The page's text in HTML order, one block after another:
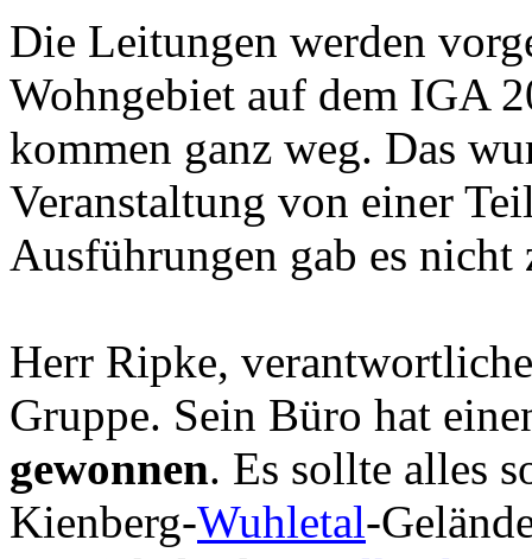
Die Leitungen werden
Wohngebiet auf dem IGA
kommen ganz weg. Das
Veranstaltung von einer
Ausführungen gab es nicht
Herr Ripke,
Gruppe. Sein Büro hat
gewonnen. Es sollte alles
Kienberg-Wuhletal-